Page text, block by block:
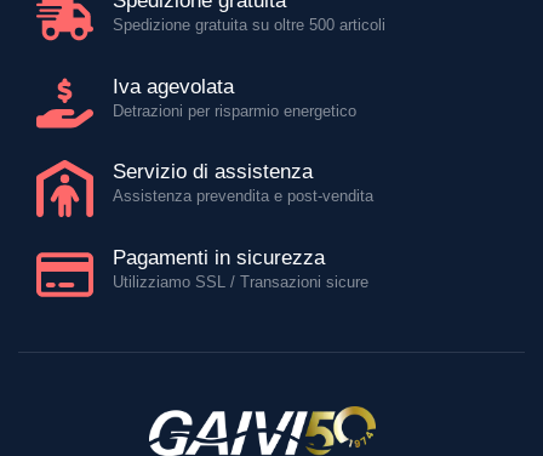
Spedizione gratuita su oltre 500 articoli
Iva agevolata
Detrazioni per risparmio energetico
Servizio di assistenza
Assistenza prevendita e post-vendita
Pagamenti in sicurezza
Utilizziamo SSL / Transazioni sicure